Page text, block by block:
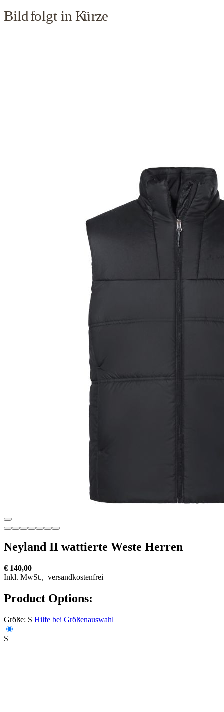
Neyland II wattierte Weste Herren
€ 140,00
Inkl. MwSt., versandkostenfrei
Product Options:
Größe: S Hilfe bei Größenauswahl
S